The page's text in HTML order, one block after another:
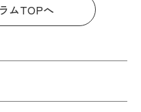
ムTOPへ